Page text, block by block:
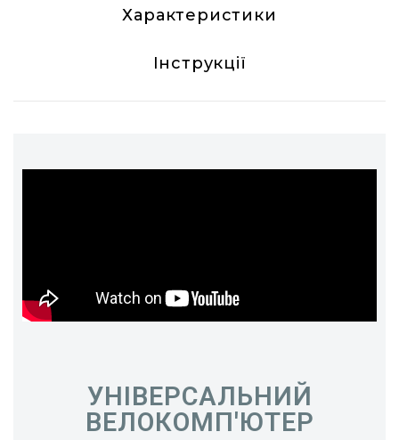
Характеристики
Інструкції
УНІВЕРСАЛЬНИЙ
ВЕЛОКОМП'ЮТЕР